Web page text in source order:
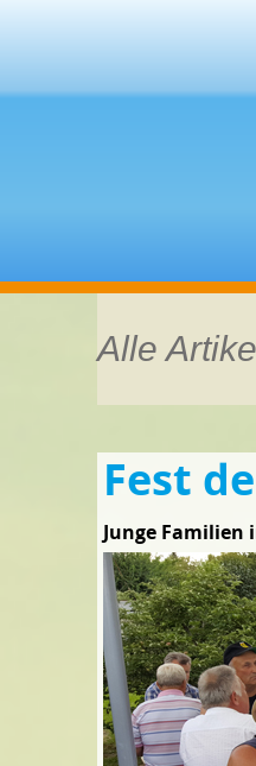
Alle
Fest
Junge Familien